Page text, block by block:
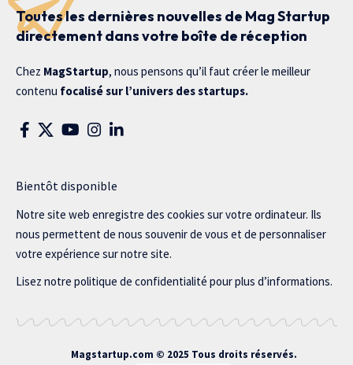
Toutes les dernières nouvelles de Mag Startup
directement dans votre boîte de réception
Chez MagStartup, nous pensons qu’il faut créer le meilleur
contenu focalisé sur l’univers des startups.
Bientôt disponible
Notre site web enregistre des cookies sur votre ordinateur. Ils
nous permettent de nous souvenir de vous et de personnaliser
votre expérience sur notre site.
Lisez notre politique de confidentialité pour plus d’informations.
Magstartup.com © 2025 Tous droits réservés.